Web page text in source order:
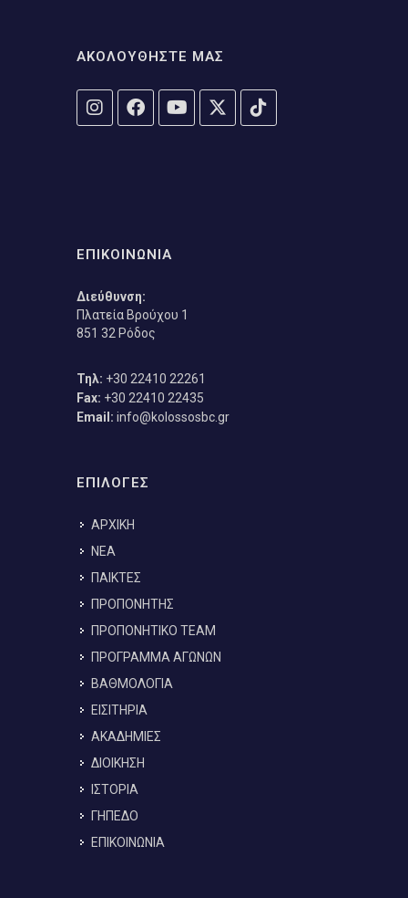
ΑΚΟΛΟΥΘΗΣΤΕ ΜΑΣ
ΕΠΙΚΟΙΝΩΝΙΑ
Διεύθυνση:
Πλατεία Βρούχου 1
851 32 Ρόδος
Τηλ: +30 22410 22261
Fax: +30 22410 22435
Email: info@kolossosbc.gr
ΕΠΙΛΟΓΕΣ
ΑΡΧΙΚΗ
ΝΕΑ
ΠΑΙΚΤΕΣ
ΠΡΟΠΟΝΗΤΗΣ
ΠΡΟΠΟΝΗΤΙΚΟ TEAM
ΠΡΟΓΡΑΜΜΑ ΑΓΩΝΩΝ
ΒΑΘΜΟΛΟΓΙΑ
ΕΙΣΙΤΗΡΙΑ
ΑΚΑΔΗΜΙΕΣ
ΔΙΟΙΚΗΣΗ
ΙΣΤΟΡΙΑ
ΓΗΠΕΔΟ
ΕΠΙΚΟΙΝΩΝΙΑ